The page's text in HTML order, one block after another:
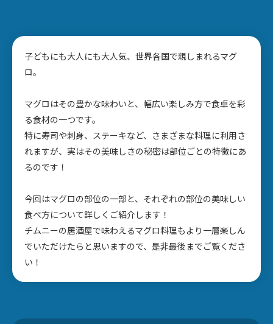
子どもにも大人にも大人気、世界各国で親しまれるマグ
ロ。
マグロはその豊かな味わいと、幅広い楽しみ方で食卓を彩
る食材の一つです。
特に寿司や刺身、ステーキなど、さまざまな料理に利用さ
れますが、実はその美味しさの秘密は部位ごとの特徴にあ
るのです！
今回はマグロの部位の一部と、それぞれの部位の美味しい
食べ方について詳しくご紹介します！
チムニーの居酒屋で味わえるマグロ料理もより一層楽しん
でいただけたらと思いますので、是非最後までご覧くださ
い！